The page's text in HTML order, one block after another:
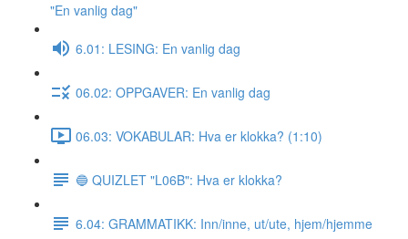
"En vanlig dag"
6.01: LESING: En vanlig dag
06.02: OPPGAVER: En vanlig dag
06.03: VOKABULAR: Hva er klokka? (1:10)
🔵 QUIZLET "L06B": Hva er klokka?
6.04: GRAMMATIKK: Inn/inne, ut/ute, hjem/hjemme